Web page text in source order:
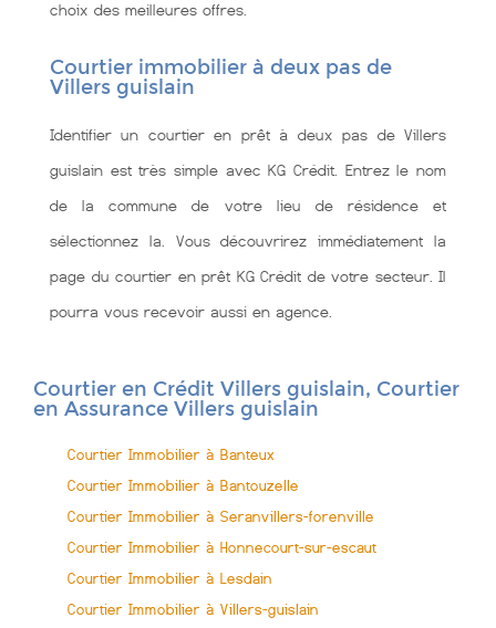
choix des meilleures offres.
Courtier immobilier à deux pas de
Villers guislain
Identifier un courtier en prêt à deux pas de Villers
guislain est très simple avec KG Crédit. Entrez le nom
de la commune de votre lieu de résidence et
sélectionnez la. Vous découvrirez immédiatement la
page du courtier en prêt KG Crédit de votre secteur. Il
pourra vous recevoir aussi en agence.
Courtier en Crédit Villers guislain, Courtier
en Assurance Villers guislain
Courtier Immobilier à Banteux
Courtier Immobilier à Bantouzelle
Courtier Immobilier à Seranvillers-forenville
Courtier Immobilier à Honnecourt-sur-escaut
Courtier Immobilier à Lesdain
Courtier Immobilier à Villers-guislain